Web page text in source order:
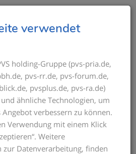
verwendet
holding-Gruppe (pvs-pria.de,
pvs-rr.de, pvs-forum.de,
pvsplus.de, pvs-ra.de)
ähnliche Technologien, um
verbessern zu können.
Verwendung mit einem Klick
Weitere
zur Datenverarbeitung, finden
ÜBERBLICK